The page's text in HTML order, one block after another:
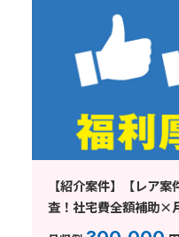
【紹介案件】【レア
査！社宅費全額補助×